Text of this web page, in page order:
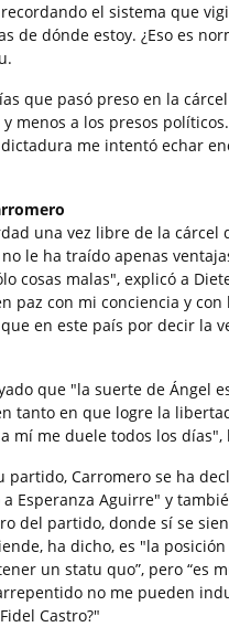
el sistema que
de dónde estoy. ¿Eso es
que pasó preso en la
menos a los presos
me intentó echar
una vez libre de la cárcel
le ha traído apenas
cosas malas", explicó a
paz con mi conciencia y
en este país por decir la
que "la suerte de Ángel
tanto en que logre la
mí me duele todos los días",
partido, Carromero se ha
Esperanza Aguirre" y
del partido, donde sí se
ha dicho, es "la
un statu quo”, pero “es
no me pueden
Castro?"